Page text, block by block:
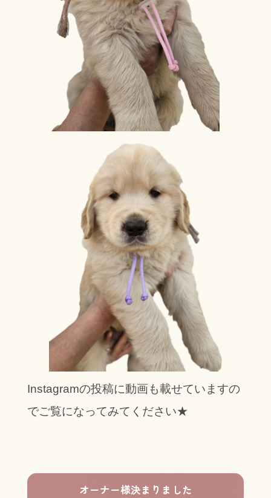
Instagramの投稿に動画も載せていますの
でご覧になってみてください★
オーナー様決まりました